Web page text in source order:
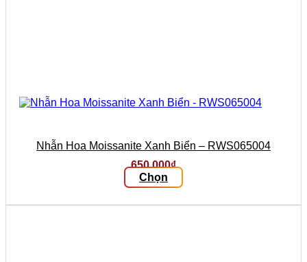
Nhẫn Hoa Moissanite Xanh Biển – RWS065004
650.000₫
Chọn
Sản